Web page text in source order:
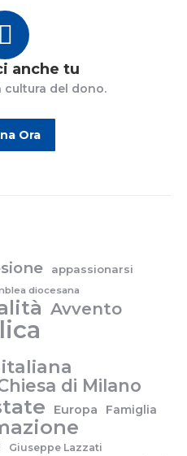
anche tu
cultura del dono.
Ora
appassionarsi
diocesana
Avvento
di Milano
Europa Famiglia
Giuseppe Lazzati